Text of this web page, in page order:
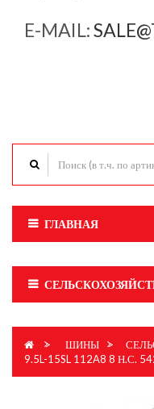
E-MAIL:
ГЛАВНАЯ
> ШИНЫ >
9.5L-15SL 112A8 8 Н.С.